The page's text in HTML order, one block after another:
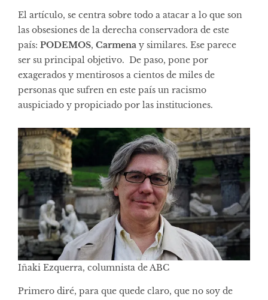
El artículo, se centra sobre todo a atacar a lo que son
las obsesiones de la derecha conservadora de este
país: PODEMOS, Carmena y similares. Ese parece
ser su principal objetivo. De paso, pone por
exagerados y mentirosos a cientos de miles de
personas que sufren en este país un racismo
auspiciado y propiciado por las instituciones.
Iñaki Ezquerra, columnista de ABC
Primero diré, para que quede claro, que no soy de